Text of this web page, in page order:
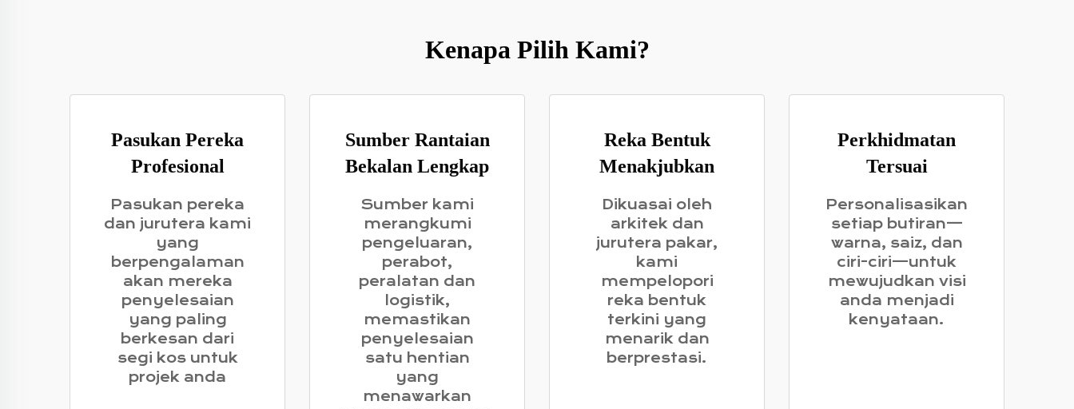
Kenapa Pilih Kami?
Pasukan Pereka
Profesional
Pasukan pereka
dan jurutera kami
yang
berpengalaman
akan mereka
penyelesaian
yang paling
berkesan dari
segi kos untuk
projek anda
Sumber Rantaian
Bekalan Lengkap
Sumber kami
merangkumi
pengeluaran,
perabot,
peralatan dan
logistik,
memastikan
penyelesaian
satu hentian
yang
menawarkan
Reka Bentuk
Menakjubkan
Dikuasai oleh
arkitek dan
jurutera pakar,
kami
mempelopori
reka bentuk
terkini yang
menarik dan
berprestasi.
Perkhidmatan
Tersuai
Personalisasikan
setiap butiran—
warna, saiz, dan
ciri-ciri—untuk
mewujudkan visi
anda menjadi
kenyataan.